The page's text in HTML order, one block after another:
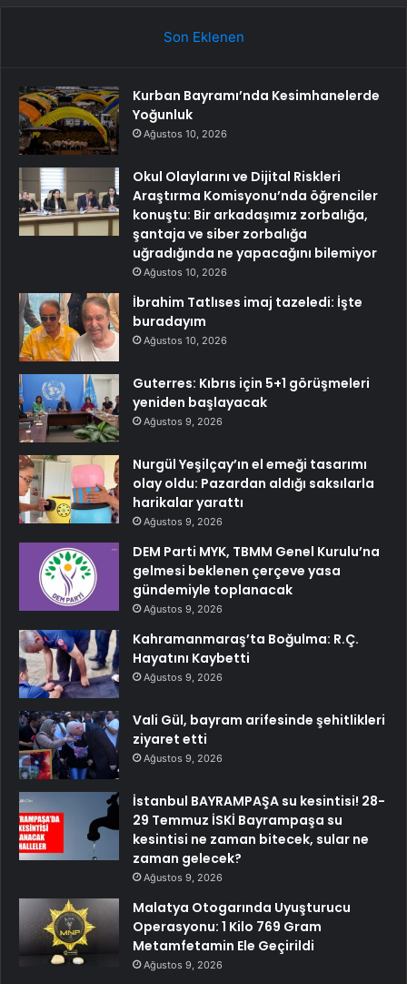
Son Eklenen
Kurban Bayramı’nda Kesimhanelerde
Yoğunluk
Ağustos 10, 2026
Okul Olaylarını ve Dijital Riskleri
Araştırma Komisyonu’nda öğrenciler
konuştu: Bir arkadaşımız zorbalığa,
şantaja ve siber zorbalığa
uğradığında ne yapacağını bilemiyor
Ağustos 10, 2026
İbrahim Tatlıses imaj tazeledi: İşte
buradayım
Ağustos 10, 2026
Guterres: Kıbrıs için 5+1 görüşmeleri
yeniden başlayacak
Ağustos 9, 2026
Nurgül Yeşilçay’ın el emeği tasarımı
olay oldu: Pazardan aldığı saksılarla
harikalar yarattı
Ağustos 9, 2026
DEM Parti MYK, TBMM Genel Kurulu’na
gelmesi beklenen çerçeve yasa
gündemiyle toplanacak
Ağustos 9, 2026
Kahramanmaraş’ta Boğulma: R.Ç.
Hayatını Kaybetti
Ağustos 9, 2026
Vali Gül, bayram arifesinde şehitlikleri
ziyaret etti
Ağustos 9, 2026
İstanbul BAYRAMPAŞA su kesintisi! 28-
29 Temmuz İSKİ Bayrampaşa su
kesintisi ne zaman bitecek, sular ne
zaman gelecek?
Ağustos 9, 2026
Malatya Otogarında Uyuşturucu
Operasyonu: 1 Kilo 769 Gram
Metamfetamin Ele Geçirildi
Ağustos 9, 2026